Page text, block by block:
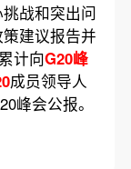
战和突出问
建议报告并
计向G20峰
成员领导人
峰会公报。